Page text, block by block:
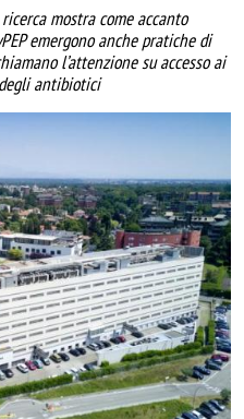
mostra come accanto
emergono anche pratiche di
l’attenzione su accesso ai
antibiotici